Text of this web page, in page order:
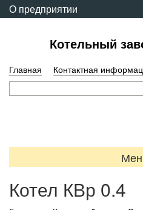
О предприятии
Котельный
Главная Контактная
Котел КВр 0.4